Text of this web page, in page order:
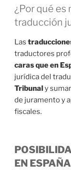
¿Por qué es
traducción
Las
traductores
caras que en
jurídica del
Tribunaly
de juramento y
fiscales.
EN